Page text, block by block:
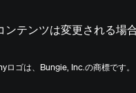
テンツは変更される場合
ゴは、Bungie, Inc.の商標です。